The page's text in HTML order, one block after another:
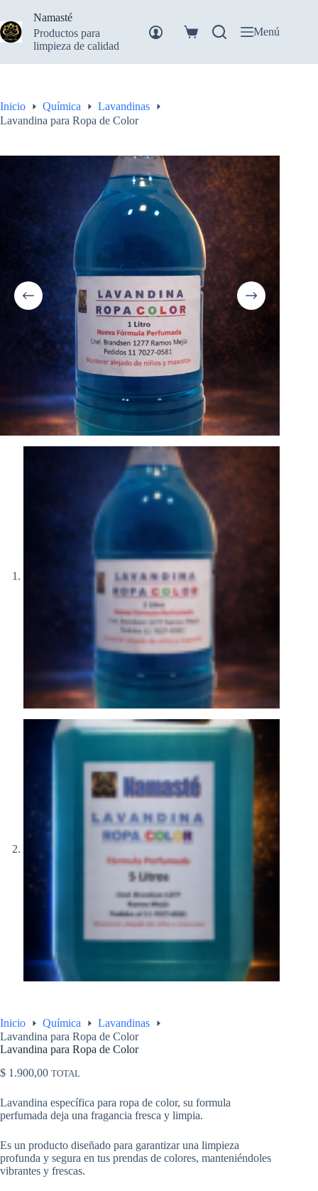
contenido
Namasté
Productos para
limpieza de calidad
Carro
compra
Menú
Inicio Química
Lavandinas
Lavandina para Ropa de Color
Inicio Química
Lavandinas
Lavandina para Ropa de Color
Lavandina para Ropa de Color
$ 1.900,00 TOTAL
Lavandina específica para ropa de color, su formula
perfumada deja una fragancia fresca y limpia.
Es un producto diseñado para garantizar una limpieza
profunda y segura en tus prendas de colores, manteniéndoles
vibrantes y frescas.